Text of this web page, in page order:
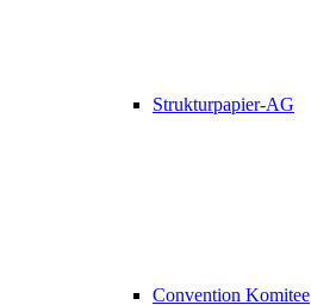
Strukturpapier-AG
Convention Komitee